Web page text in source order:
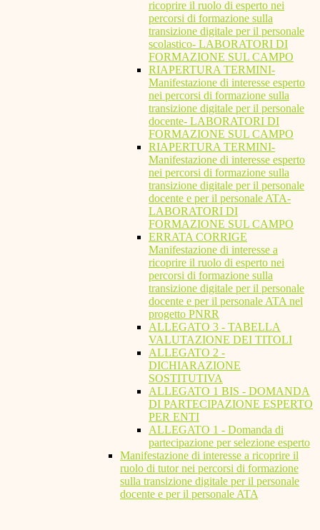
ricoprire il ruolo di esperto nei
percorsi di formazione sulla
transizione digitale per il personale
scolastico- LABORATORI DI
FORMAZIONE SUL CAMPO
RIAPERTURA TERMINI-
Manifestazione di interesse esperto
nei percorsi di formazione sulla
transizione digitale per il personale
docente- LABORATORI DI
FORMAZIONE SUL CAMPO
RIAPERTURA TERMINI-
Manifestazione di interesse esperto
nei percorsi di formazione sulla
transizione digitale per il personale
docente e per il personale ATA-
LABORATORI DI
FORMAZIONE SUL CAMPO
ERRATA CORRIGE
Manifestazione di interesse a
ricoprire il ruolo di esperto nei
percorsi di formazione sulla
transizione digitale per il personale
docente e per il personale ATA nel
progetto PNRR
ALLEGATO 3 - TABELLA
VALUTAZIONE DEI TITOLI
ALLEGATO 2 -
DICHIARAZIONE
SOSTITUTIVA
ALLEGATO 1 BIS - DOMANDA
DI PARTECIPAZIONE ESPERTO
PER ENTI
ALLEGATO 1 - Domanda di
partecipazione per selezione esperto
Manifestazione di interesse a ricoprire il
ruolo di tutor nei percorsi di formazione
sulla transizione digitale per il personale
docente e per il personale ATA